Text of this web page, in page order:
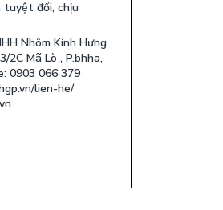
tuyệt đối, chịu
Nhôm Kính Hưng
2C Mã Lò , P.bhha,
0903 066 379
lien-he/